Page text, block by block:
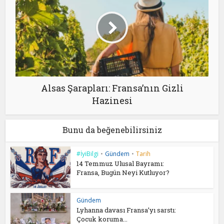
Alsas Şarapları: Fransa’nın Gizli
Hazinesi
Bunu da beğenebilirsiniz
#İyiBilgi • Gündem • Tarih
14 Temmuz Ulusal Bayramı:
Fransa, Bugün Neyi Kutluyor?
Gündem
Lyhanna davası Fransa’yı sarstı:
Çocuk koruma...